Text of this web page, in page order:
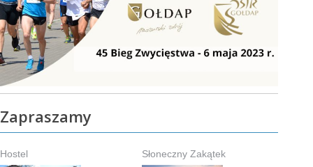
Zapraszamy
Hostel Słoneczny Zakątek